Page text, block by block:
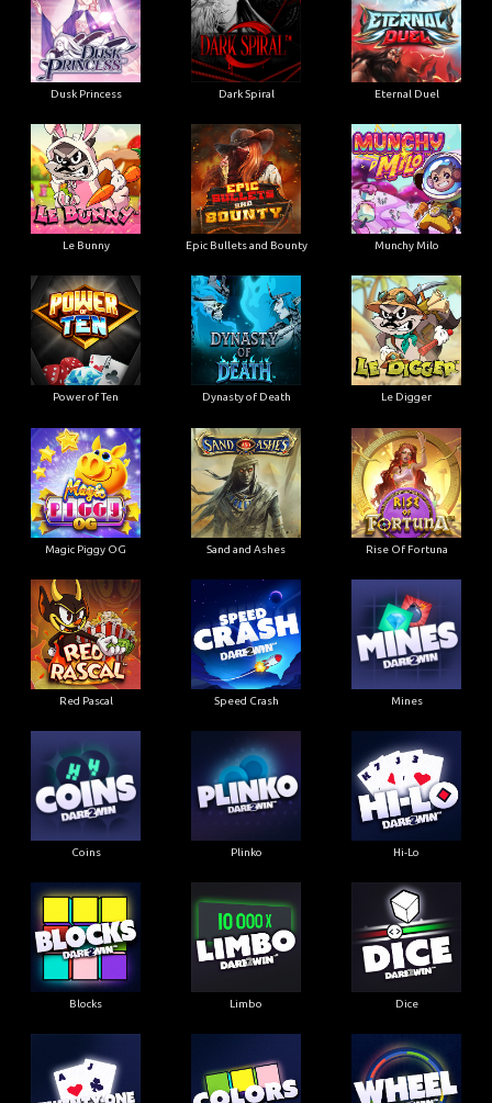
Dusk Princess Dark Spiral Eternal Duel
Le Bunny Epic Bullets and Bounty Munchy Milo
Power of Ten Dynasty of Death Le Digger
Magic Piggy OG Sand and Ashes Rise Of Fortuna
Red Pascal Speed Crash Mines
Coins Plinko Hi-Lo
Blocks Limbo Dice